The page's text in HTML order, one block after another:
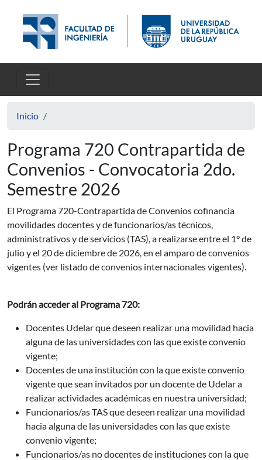
Inicio
Programa 720 Contrapartida de
Convenios - Convocatoria 2do.
Semestre 2026
El Programa 720-Contrapartida de Convenios cofinancia
movilidades docentes y de funcionarios/as técnicos,
administrativos y de servicios (TAS), a realizarse entre el 1° de
julio y el 20 de diciembre de 2026, en el amparo de convenios
vigentes (ver listado de convenios internacionales vigentes).
Podrán acceder al Programa 720:
Docentes Udelar que deseen realizar una movilidad hacia
alguna de las universidades con las que existe convenio
vigente;
Docentes de una institución con la que existe convenio
vigente que sean invitados por un docente de Udelar a
realizar actividades académicas en nuestra universidad;
Funcionarios/as TAS que deseen realizar una movilidad
hacia alguna de las universidades con las que existe
convenio vigente;
Funcionarios/as no docentes de instituciones con la que